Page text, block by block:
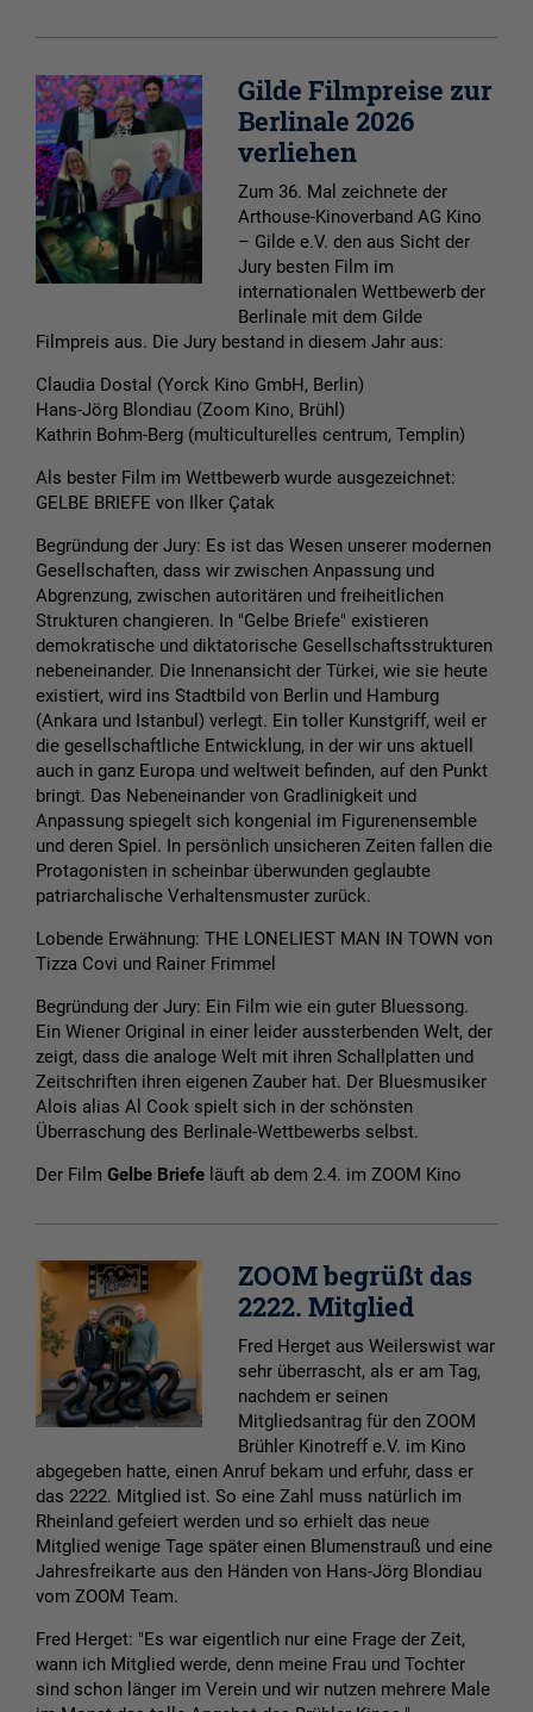
Gilde Filmpreise zur
Berlinale 2026
verliehen
Zum 36. Mal zeichnete der
Arthouse-Kinoverband AG Kino
– Gilde e.V. den aus Sicht der
Jury besten Film im
internationalen Wettbewerb der
Berlinale mit dem Gilde
Filmpreis aus. Die Jury bestand in diesem Jahr aus:
Claudia Dostal (Yorck Kino GmbH, Berlin)
Hans-Jörg Blondiau (Zoom Kino, Brühl)
Kathrin Bohm-Berg (multiculturelles centrum, Templin)
Als bester Film im Wettbewerb wurde ausgezeichnet:
GELBE BRIEFE von Ilker Çatak
Begründung der Jury: Es ist das Wesen unserer modernen
Gesellschaften, dass wir zwischen Anpassung und
Abgrenzung, zwischen autoritären und freiheitlichen
Strukturen changieren. In "Gelbe Briefe" existieren
demokratische und diktatorische Gesellschaftsstrukturen
nebeneinander. Die Innenansicht der Türkei, wie sie heute
existiert, wird ins Stadtbild von Berlin und Hamburg
(Ankara und Istanbul) verlegt. Ein toller Kunstgriff, weil er
die gesellschaftliche Entwicklung, in der wir uns aktuell
auch in ganz Europa und weltweit befinden, auf den Punkt
bringt. Das Nebeneinander von Gradlinigkeit und
Anpassung spiegelt sich kongenial im Figurenensemble
und deren Spiel. In persönlich unsicheren Zeiten fallen die
Protagonisten in scheinbar überwunden geglaubte
patriarchalische Verhaltensmuster zurück.
Lobende Erwähnung: THE LONELIEST MAN IN TOWN von
Tizza Covi und Rainer Frimmel
Begründung der Jury: Ein Film wie ein guter Bluessong.
Ein Wiener Original in einer leider aussterbenden Welt, der
zeigt, dass die analoge Welt mit ihren Schallplatten und
Zeitschriften ihren eigenen Zauber hat. Der Bluesmusiker
Alois alias Al Cook spielt sich in der schönsten
Überraschung des Berlinale-Wettbewerbs selbst.
Der Film Gelbe Briefe läuft ab dem 2.4. im ZOOM Kino
ZOOM begrüßt das
2222. Mitglied
Fred Herget aus Weilerswist war
sehr überrascht, als er am Tag,
nachdem er seinen
Mitgliedsantrag für den ZOOM
Brühler Kinotreff e.V. im Kino
abgegeben hatte, einen Anruf bekam und erfuhr, dass er
das 2222. Mitglied ist. So eine Zahl muss natürlich im
Rheinland gefeiert werden und so erhielt das neue
Mitglied wenige Tage später einen Blumenstrauß und eine
Jahresfreikarte aus den Händen von Hans-Jörg Blondiau
vom ZOOM Team.
Fred Herget: "Es war eigentlich nur eine Frage der Zeit,
wann ich Mitglied werde, denn meine Frau und Tochter
sind schon länger im Verein und wir nutzen mehrere Male